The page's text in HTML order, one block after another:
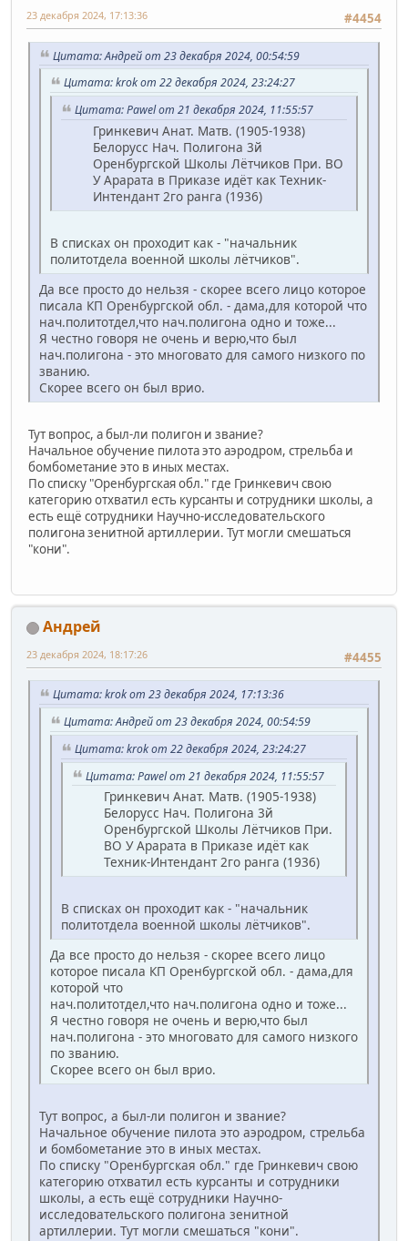
#4454
23 декабря 2024, 17:13:36
Цитата: Андрей от 23 декабря 2024, 00:54:59
Цитата: krok от 22 декабря 2024, 23:24:27
Цитата: Pawel от 21 декабря 2024, 11:55:57
Гринкевич Анат. Матв. (1905-1938)
Белорусс Нач. Полигона 3й
Оренбургской Школы Лётчиков При. ВО
У Арарата в Приказе идёт как Техник-
Интендант 2го ранга (1936)
В списках он проходит как - "начальник
политотдела военной школы лётчиков".
Да все просто до нельзя - скорее всего лицо которое
писала КП Оренбургской обл. - дама,для которой что
нач.политотдел,что нач.полигона одно и тоже...
Я честно говоря не очень и верю,что был
нач.полигона - это многовато для самого низкого по
званию.
Скорее всего он был врио.
Тут вопрос, а был-ли полигон и звание?
Начальное обучение пилота это аэродром, стрельба и
бомбометание это в иных местах.
По списку "Оренбургская обл." где Гринкевич свою
категорию отхватил есть курсанты и сотрудники школы, а
есть ещё сотрудники Научно-исследовательского
полигона зенитной артиллерии. Тут могли смешаться
"кони".
Андрей
#4455
23 декабря 2024, 18:17:26
Цитата: krok от 23 декабря 2024, 17:13:36
Цитата: Андрей от 23 декабря 2024, 00:54:59
Цитата: krok от 22 декабря 2024, 23:24:27
Цитата: Pawel от 21 декабря 2024, 11:55:57
Гринкевич Анат. Матв. (1905-1938)
Белорусс Нач. Полигона 3й
Оренбургской Школы Лётчиков При.
ВО У Арарата в Приказе идёт как
Техник-Интендант 2го ранга (1936)
В списках он проходит как - "начальник
политотдела военной школы лётчиков".
Да все просто до нельзя - скорее всего лицо
которое писала КП Оренбургской обл. - дама,для
которой что
нач.политотдел,что нач.полигона одно и тоже...
Я честно говоря не очень и верю,что был
нач.полигона - это многовато для самого низкого
по званию.
Скорее всего он был врио.
Тут вопрос, а был-ли полигон и звание?
Начальное обучение пилота это аэродром, стрельба
и бомбометание это в иных местах.
По списку "Оренбургская обл." где Гринкевич свою
категорию отхватил есть курсанты и сотрудники
школы, а есть ещё сотрудники Научно-
исследовательского полигона зенитной
артиллерии. Тут могли смешаться "кони".